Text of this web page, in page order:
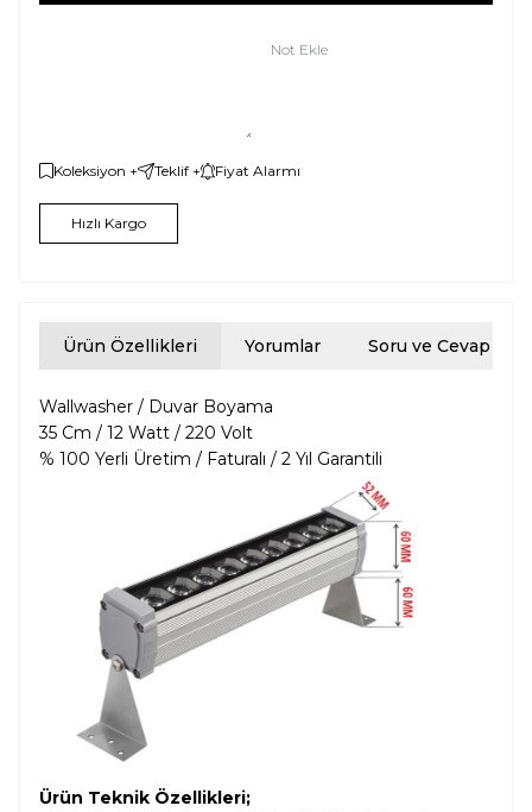
Not Ekle
Koleksiyon + Teklif + Fiyat Alarmı
Hızlı Kargo
Ürün Özellikleri Yorumlar Soru ve Cevap
Wallwasher / Duvar Boyama
35 Cm / 12 Watt / 220 Volt
% 100 Yerli Üretim / Faturalı / 2 Yıl Garantili
Ürün Teknik Özellikleri;